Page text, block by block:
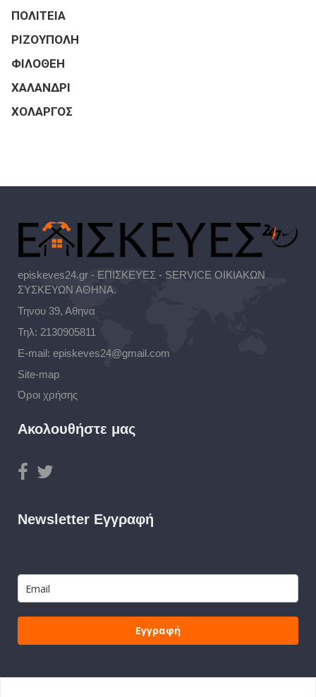
ΠΟΛΙΤΕΙΑ
ΡΙΖΟΥΠΟΛΗ
ΦΙΛΟΘΕΗ
ΧΑΛΑΝΔΡΙ
ΧΟΛΑΡΓΟΣ
episkeves24.gr - ΕΠΙΣΚΕΥΕΣ - SERVICE ΟΙΚΙΑΚΩΝ
ΣΥΣΚΕΥΩΝ ΑΘΗΝΑ.
Τηνου 39, Αθηνα
Τηλ: 2130905811
E-mail: episkeves24@gmail.com
Site-map
Όροι χρήσης
Ακολουθήστε μας
Newsletter Εγγραφή
Εγγραφή